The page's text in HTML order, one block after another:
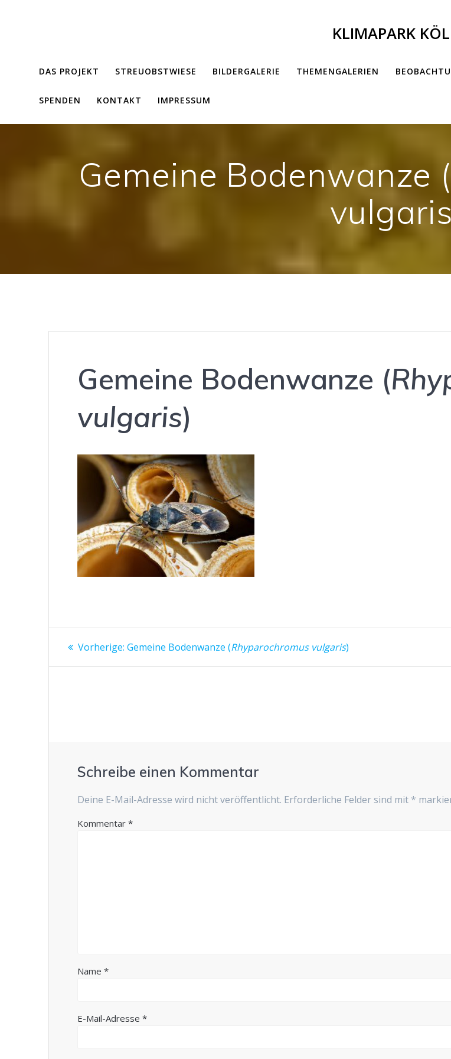
KLIMAPARK
DAS PROJEKT STREUOBSTWIESE BILDERGALERIE THEMENGALERIEN
SPENDEN KONTAKT IMPRESSUM
Gemeine Bodenwanze
Gemeine Bodenwanze (
vulgaris)
Beitragsnavigation
Vorherige: Vorheriger
Gemeine Bodenwanze (Rhyparochromus vulgaris)
Schreibe einen Kommentar
Deine E-Mail-Adresse wird nicht veröffentlicht. Erforderliche Felder sind mit *
Kommentar*
Name*
E-Mail-Adresse*